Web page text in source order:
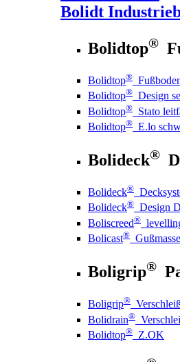
Bolidt
Bolidtop®
Bolidtop®
Bolidtop® Design
Bolidtop® Stato
Bolidtop® E.lo
Bolideck®
Bolideck®
Bolideck® Design
Boliscreed®
Bolicast®
Boligrip®
Boligrip®
Bolidrain®
Bolidtop® Z.OK